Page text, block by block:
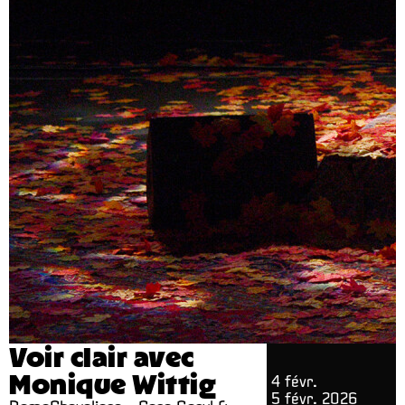
Voir clair avec
Monique Wittig
4 févr.
5 févr. 2026